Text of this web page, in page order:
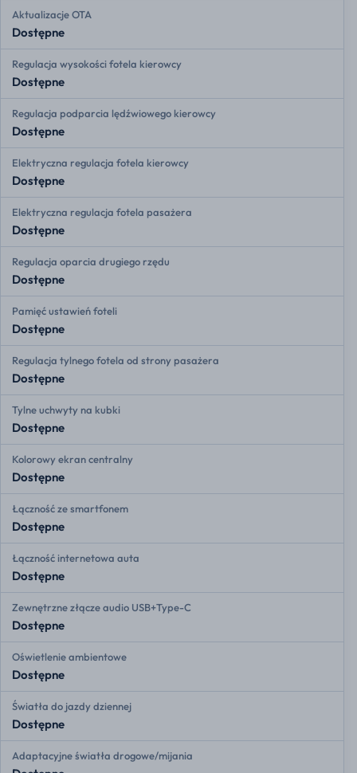
Aktualizacje OTA
Dostępne
Regulacja wysokości fotela kierowcy
Dostępne
Regulacja podparcia lędźwiowego kierowcy
Dostępne
Elektryczna regulacja fotela kierowcy
Dostępne
Elektryczna regulacja fotela pasażera
Dostępne
Regulacja oparcia drugiego rzędu
Dostępne
Pamięć ustawień foteli
Dostępne
Regulacja tylnego fotela od strony pasażera
Dostępne
Tylne uchwyty na kubki
Dostępne
Kolorowy ekran centralny
Dostępne
Łączność ze smartfonem
Dostępne
Łączność internetowa auta
Dostępne
Zewnętrzne złącze audio USB+Type-C
Dostępne
Oświetlenie ambientowe
Dostępne
Światła do jazdy dziennej
Dostępne
Adaptacyjne światła drogowe/mijania